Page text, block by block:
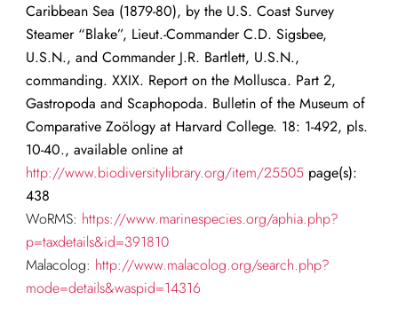
Caribbean Sea (1879-80), by the U.S. Coast Survey
Steamer “Blake”, Lieut.-Commander C.D. Sigsbee,
U.S.N., and Commander J.R. Bartlett, U.S.N.,
commanding. XXIX. Report on the Mollusca. Part 2,
Gastropoda and Scaphopoda. Bulletin of the Museum of
Comparative Zoölogy at Harvard College. 18: 1-492, pls.
10-40., available online at
http://www.biodiversitylibrary.org/item/25505page(s):
438
WoRMS: https://www.marinespecies.org/aphia.php?
p=taxdetails&id=391810
Malacolog: http://www.malacolog.org/search.php?
mode=details&waspid=14316